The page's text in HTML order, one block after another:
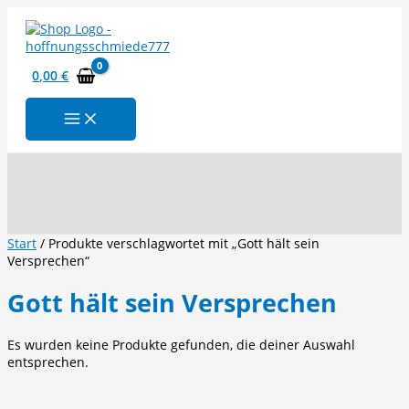
Inhalt
springen
0,00€
Start / Produkte verschlagwortet mit „Gott hält sein
Versprechen“
Gott hält sein Versprechen
Es wurden keine Produkte gefunden, die deiner Auswahl
entsprechen.